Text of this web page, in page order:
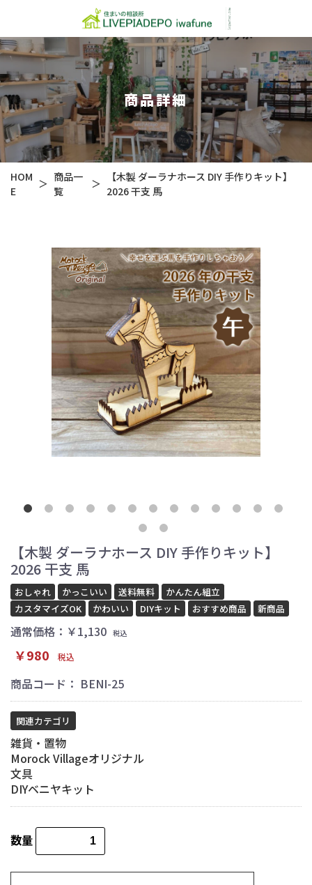
商品詳細
HOM
E
＞
商品一
覧
＞
【木製 ダーラナホース DIY 手作りキット】
2026 干支 馬
【木製 ダーラナホース DIY 手作りキット】
2026 干支 馬
おしゃれ かっこいい 送料無料
かんたん組立
カスタマイズOK
かわいい DIYキット おすすめ商品 新商品
通常価格：￥1,130 税込
￥980 税込
商品コード： BENI-25
関連カテゴリ
雑貨・置物
Morock Villageオリジナル
文具
DIYベニヤキット
数量